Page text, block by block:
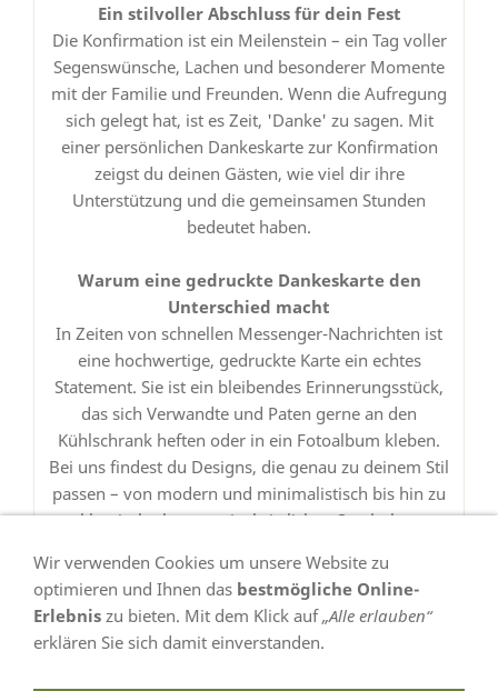
Ein stilvoller Abschluss für dein Fest
Die Konfirmation ist ein Meilenstein – ein Tag voller
Segenswünsche, Lachen und besonderer Momente
mit der Familie und Freunden. Wenn die Aufregung
sich gelegt hat, ist es Zeit, 'Danke' zu sagen. Mit
einer persönlichen Dankeskarte zur Konfirmation
zeigst du deinen Gästen, wie viel dir ihre
Unterstützung und die gemeinsamen Stunden
bedeutet haben.
Warum eine gedruckte Dankeskarte den
Unterschied macht
In Zeiten von schnellen Messenger-Nachrichten ist
eine hochwertige, gedruckte Karte ein echtes
Statement. Sie ist ein bleibendes Erinnerungsstück,
das sich Verwandte und Paten gerne an den
Kühlschrank heften oder in ein Fotoalbum kleben.
Bei uns findest du Designs, die genau zu deinem Stil
passen – von modern und minimalistisch bis hin zu
klassisch-elegant mit christlichen Symbolen.
Wir verwenden Cookies um unsere Website zu
optimieren und Ihnen das bestmögliche Online-
Erlebnis zu bieten. Mit dem Klick auf„Alle erlauben“
erklären Sie sich damit einverstanden.